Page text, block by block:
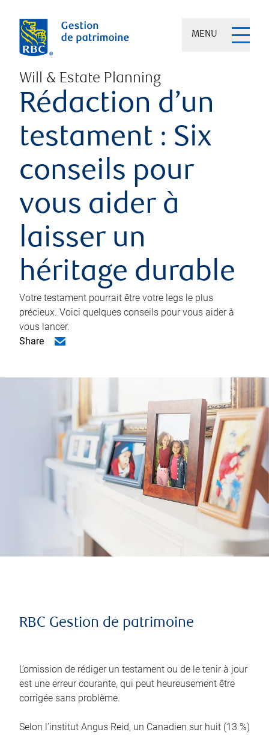
MENU
Will & Estate Planning
Rédaction d’un
testament : Six
conseils pour
vous aider à
laisser un
héritage durable
Votre testament pourrait être votre legs le plus
précieux. Voici quelques conseils pour vous aider à
vous lancer.
Share
RBC Gestion de patrimoine
L’omission de rédiger un testament ou de le tenir à jour
est une erreur courante, qui peut heureusement être
corrigée sans problème.
Selon l’institut Angus Reid, un Canadien sur huit (13 %)